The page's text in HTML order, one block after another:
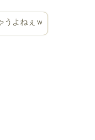
うよねぇｗ